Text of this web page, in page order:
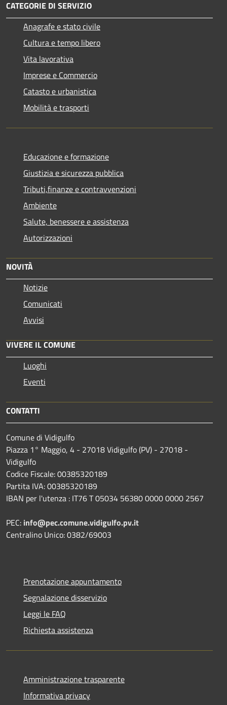
CATEGORIE DI SERVIZIO
Anagrafe e stato civile
Cultura e tempo libero
Vita lavorativa
Imprese e Commercio
Catasto e urbanistica
Mobilità e trasporti
Educazione e formazione
Giustizia e sicurezza pubblica
Tributi,finanze e contravvenzioni
Ambiente
Salute, benessere e assistenza
Autorizzazioni
NOVITÀ
Notizie
Comunicati
Avvisi
VIVERE IL COMUNE
Luoghi
Eventi
CONTATTI
Comune di Vidigulfo
Piazza 1° Maggio, 4 - 27018 Vidigulfo (PV) - 27018 -
Vidigulfo
Codice Fiscale: 00385320189
Partita IVA: 00385320189
IBAN per l'utenza : IT76 T 05034 56380 0000 0000 2567
PEC: info@pec.comune.vidigulfo.pv.it
Centralino Unico: 0382/69003
Prenotazione appuntamento
Segnalazione disservizio
Leggi le FAQ
Richiesta assistenza
Amministrazione trasparente
Informativa privacy